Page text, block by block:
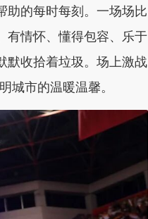
助的每时每刻。一场场比
有情怀、懂得包容、乐于
收拾着垃圾。 场上激战
城市的温暖温馨。